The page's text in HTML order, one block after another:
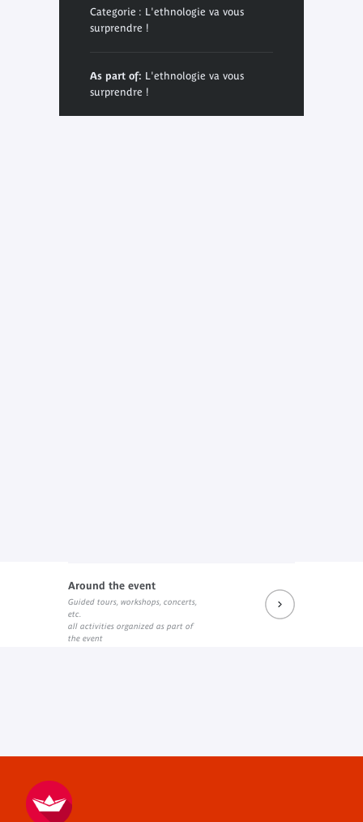
Categorie : L'ethnologie va vous
surprendre !
As part of: L'ethnologie va vous
surprendre !
Around the event
Guided tours, workshops, concerts,
etc.
all activities organized as part of
the event